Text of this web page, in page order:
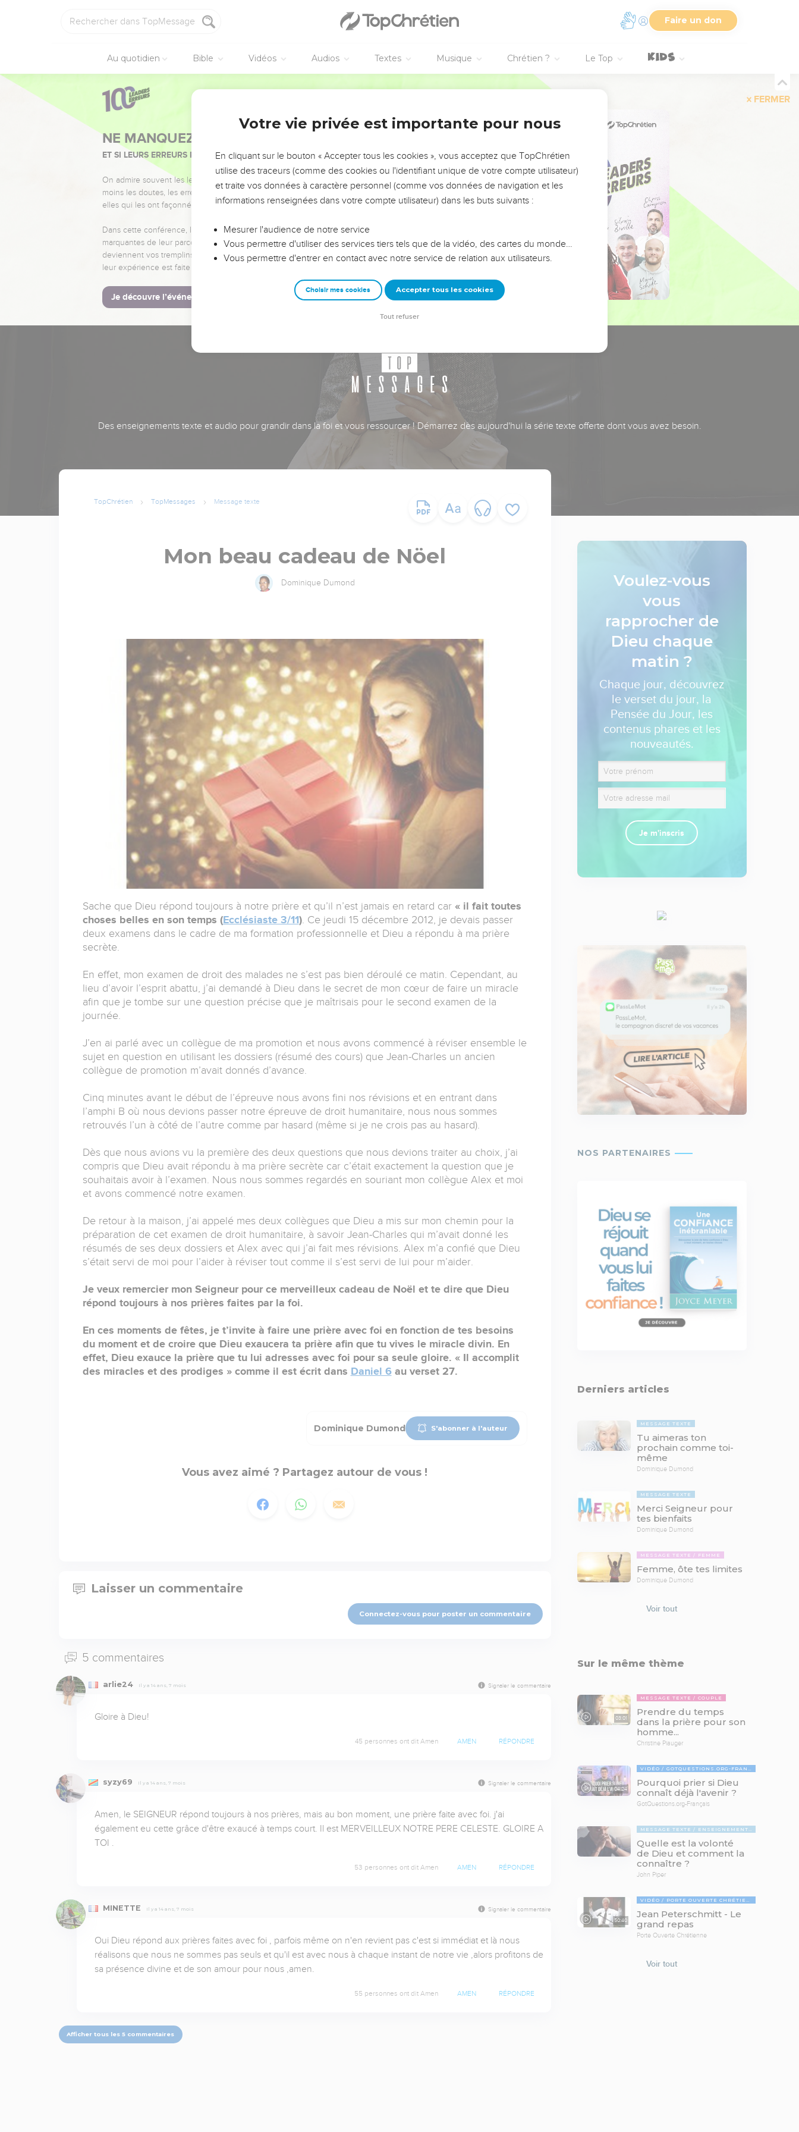
Faire un don
Au quotidien Bible Vidéos Audios Textes Musique Chrétien ? Le Top
FERMER
NE MANQUEZ PAS L’ÉVÉNEMENT DE L’ANNÉE !
ET SI LEURS ERREURS POUVAIENT VOUS ÉVITER LES VOTRES ?
On admire souvent les leaders pour leurs réussites, leur impact, leur foi ou leur vision. Mais on voit
moins les doutes, les erreurs et les saisons difficiles qu'ils ont traversés, alors même que ce sont
elles qui les ont façonnés.
Dans cette conférence, leaders, entrepreneurs, et responsables reviennent sur les erreurs
marquantes de leur parcours et les clés pour avancer avec plus de sagesse afin que leurs erreurs
deviennent vos tremplins. Que vous guidiez un ministère, une équipe, un groupe ou une famille,
leur expérience est faite pour vous.
Je découvre l’événement
Des enseignements texte et audio pour grandir dans la foi et vous ressourcer ! Démarrez dès aujourd'hui la série texte offerte dont vous avez besoin.
TopChrétien TopMessages Message texte
Mon beau cadeau de Nöel
Dominique Dumond
Sache que Dieu répond toujours à notre prière et qu’il n’est jamais en retard car « il fait toutes
choses belles en son temps (Ecclésiaste 3/11). Ce jeudi 15 décembre 2012, je devais passer
deux examens dans le cadre de ma formation professionnelle et Dieu a répondu à ma prière
secrète.
En effet, mon examen de droit des malades ne s’est pas bien déroulé ce matin. Cependant, au
lieu d’avoir l’esprit abattu, j’ai demandé à Dieu dans le secret de mon cœur de faire un miracle
afin que je tombe sur une question précise que je maîtrisais pour le second examen de la
journée.
J’en ai parlé avec un collègue de ma promotion et nous avons commencé à réviser ensemble le
sujet en question en utilisant les dossiers (résumé des cours) que Jean-Charles un ancien
collègue de promotion m’avait donnés d’avance.
Cinq minutes avant le début de l’épreuve nous avons fini nos révisions et en entrant dans
l’amphi B où nous devions passer notre épreuve de droit humanitaire, nous nous sommes
retrouvés l’un à côté de l’autre comme par hasard (même si je ne crois pas au hasard).
Dès que nous avions vu la première des deux questions que nous devions traiter au choix, j’ai
compris que Dieu avait répondu à ma prière secrète car c’était exactement la question que je
souhaitais avoir à l’examen. Nous nous sommes regardés en souriant mon collègue Alex et moi
et avons commencé notre examen.
De retour à la maison, j’ai appelé mes deux collègues que Dieu a mis sur mon chemin pour la
préparation de cet examen de droit humanitaire, à savoir Jean-Charles qui m’avait donné les
résumés de ses deux dossiers et Alex avec qui j’ai fait mes révisions. Alex m’a confié que Dieu
s’était servi de moi pour l’aider à réviser tout comme il s’est servi de lui pour m’aider.
Je veux remercier mon Seigneur pour ce merveilleux cadeau de Noël et te dire que Dieu
répond toujours à nos prières faites par la foi.
En ces moments de fêtes, je t’invite à faire une prière avec foi en fonction de tes besoins
du moment et de croire que Dieu exaucera ta prière afin que tu vives le miracle divin. En
effet, Dieu exauce la prière que tu lui adresses avec foi pour sa seule gloire. « Il accomplit
des miracles et des prodiges » comme il est écrit dans Daniel 6au verset 27.
Dominique Dumond S'abonner à l'auteur
Vous avez aimé ? Partagez autour de vous !
Laisser un commentaire
Connectez-vous pour poster un commentaire
5 commentaires
arlie24 Il y a 14 ans, 7 mois Signaler le commentaire
Gloire à Dieu!
45 personnes ont dit Amen AMEN RÉPONDRE
syzy69 Il y a 14 ans, 7 mois Signaler le commentaire
Amen, le SEIGNEUR répond toujours à nos prières, mais au bon moment, une prière faite avec foi. j'ai
également eu cette grâce d'être exaucé à temps court. Il est MERVEILLEUX NOTRE PERE CELESTE. GLOIRE A
TOI .
53 personnes ont dit Amen AMEN RÉPONDRE
MINETTE Il y a 14 ans, 7 mois Signaler le commentaire
Oui Dieu répond aux prières faites avec foi , parfois même on n'en revient pas c'est si immédiat et là nous
réalisons que nous ne sommes pas seuls et qu'il est avec nous à chaque instant de notre vie ,alors profitons de
sa présence divine et de son amour pour nous ,amen.
55 personnes ont dit Amen AMEN RÉPONDRE
Afficher tous les 5 commentaires
Voulez-vous
vous
rapprocher de
Dieu chaque
matin ?
Chaque jour, découvrez
le verset du jour, la
Pensée du Jour, les
contenus phares et les
nouveautés.
Je m'inscris
Derniers articles
MESSAGE TEXTE
Tu aimeras ton
prochain comme toi-
même
Dominique Dumond
MESSAGE TEXTE
Merci Seigneur pour
tes bienfaits
Dominique Dumond
MESSAGE TEXTE FEMME
Femme, ôte tes limites
Dominique Dumond
Voir tout
Sur le même thème
03:01
MESSAGE TEXTE COUPLE
Prendre du temps
dans la prière pour son
homme...
Christine Piauger
04:24
VIDÉO GOTQUESTIONS.ORG-FRANÇAIS
Pourquoi prier si Dieu
connaît déjà l'avenir ?
GotQuestions.org-Français
MESSAGE TEXTE ENSEIGNEMENTS BIBLIQUES
Quelle est la volonté
de Dieu et comment la
connaître ?
John Piper
50:40
VIDÉO PORTE OUVERTE CHRÉTIENNE
Jean Peterschmitt - Le
grand repas
Porte Ouverte Chrétienne
Voir tout
Votre vie privée est importante pour nous
En cliquant sur le bouton « Accepter tous les cookies », vous acceptez que TopChrétien
utilise des traceurs (comme des cookies ou l'identifiant unique de votre compte utilisateur)
et traite vos données à caractère personnel (comme vos données de navigation et les
informations renseignées dans votre compte utilisateur) dans les buts suivants :
Mesurer l'audience de notre service
Vous permettre d'utiliser des services tiers tels que de la vidéo, des cartes du monde…
Vous permettre d'entrer en contact avec notre service de relation aux utilisateurs.
Choisir mes cookies Accepter tous les cookies
Tout refuser